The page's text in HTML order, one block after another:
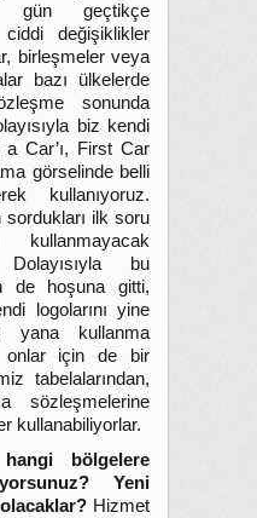
gün geçtikçe
ciddi değişiklikler
birleşmeler veya
bazı ülkelerde
sonunda
biz kendi
Car’ı, First Car
görselinde belli
kullanıyoruz.
ilk soru
kullanmayacak
Dolayısıyla bu
de hoşuna gitti,
logolarını yine
yana kullanma
onlar için de bir
tabelalarından,
sözleşmelerine
kullanabiliyorlar.
bölgelere
Yeni
Hizmet